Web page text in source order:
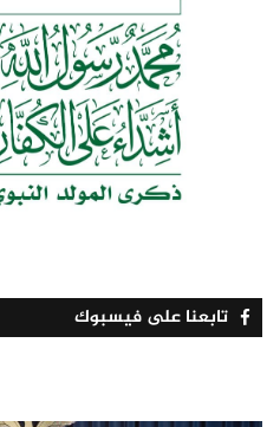
تابعنا على فيسبوك